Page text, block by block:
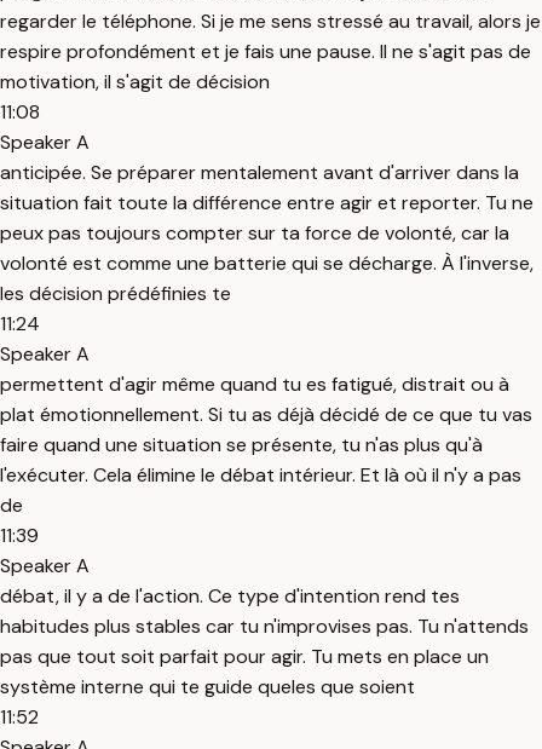
regarder le téléphone. Si je me sens stressé au travail, alors je
respire profondément et je fais une pause. Il ne s'agit pas de
motivation, il s'agit de décision
11:08
Speaker A
anticipée. Se préparer mentalement avant d'arriver dans la
situation fait toute la différence entre agir et reporter. Tu ne
peux pas toujours compter sur ta force de volonté, car la
volonté est comme une batterie qui se décharge. À l'inverse,
les décision prédéfinies te
11:24
Speaker A
permettent d'agir même quand tu es fatigué, distrait ou à
plat émotionnellement. Si tu as déjà décidé de ce que tu vas
faire quand une situation se présente, tu n'as plus qu'à
l'exécuter. Cela élimine le débat intérieur. Et là où il n'y a pas
de
11:39
Speaker A
débat, il y a de l'action. Ce type d'intention rend tes
habitudes plus stables car tu n'improvises pas. Tu n'attends
pas que tout soit parfait pour agir. Tu mets en place un
système interne qui te guide queles que soient
11:52